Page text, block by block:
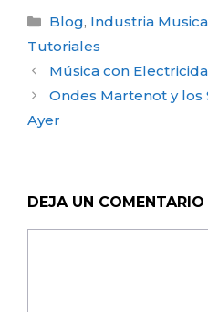
Categorías
Blog, Industria
Tutoriales
Post
navigation
Música con
Ondes Martenot y los
Ayer
DEJA UN COMENTARIO